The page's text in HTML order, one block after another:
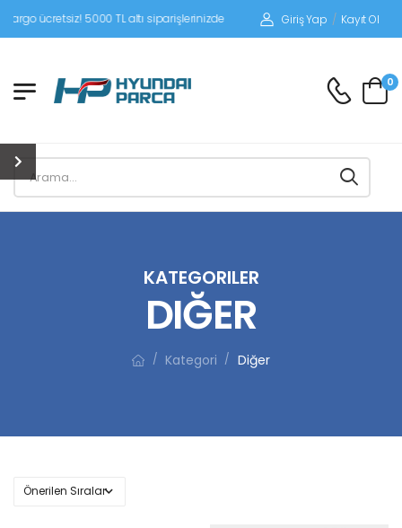
5000 TL altı siparişlerinizde siparişleriniz alıcı ödemeli gönderilir.
Giriş Yap / Kayıt Ol
0
KATEGORILER
DIĞER
/ Kategori / Diğer